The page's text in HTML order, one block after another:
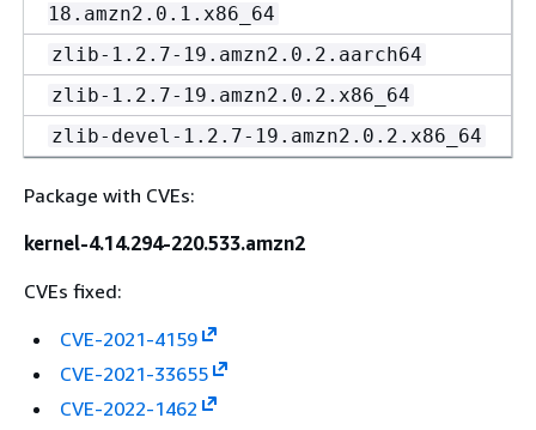
18.amzn2.0.1.x86_64
zlib-1.2.7-19.amzn2.0.2.aarch64
zlib-1.2.7-19.amzn2.0.2.x86_64
zlib-devel-1.2.7-19.amzn2.0.2.x86_64
Package with CVEs:
kernel-4.14.294-220.533.amzn2
CVEs fixed:
CVE-2021-4159
CVE-2021-33655
CVE-2022-1462